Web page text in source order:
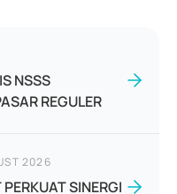
NSSS
REGULER
2026
SINERGI